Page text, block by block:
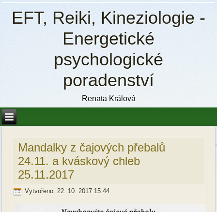
EFT, Reiki, Kineziologie -
Energetické
psychologické
poradenství
Renata Králová
Mandalky z čajových přebalů
24.11. a kváskový chleb
25.11.2017
Vytvořeno: 22. 10. 2017 15:44